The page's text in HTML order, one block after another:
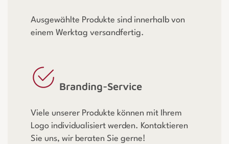
Ausgewählte Produkte sind innerhalb von
einem Werktag versandfertig.
Branding-Service
Viele unserer Produkte können mit Ihrem
Logo individualisiert werden. Kontaktieren
Sie uns, wir beraten Sie gerne!